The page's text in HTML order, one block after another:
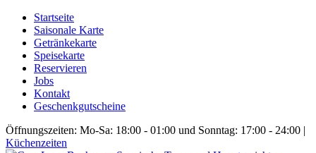
Startseite
Saisonale Karte
Getränkekarte
Speisekarte
Reservieren
Jobs
Kontakt
Geschenkgutscheine
Öffnungszeiten: Mo-Sa: 18:00 - 01:00 und Sonntag: 17:00 - 24:00 |
Küchenzeiten